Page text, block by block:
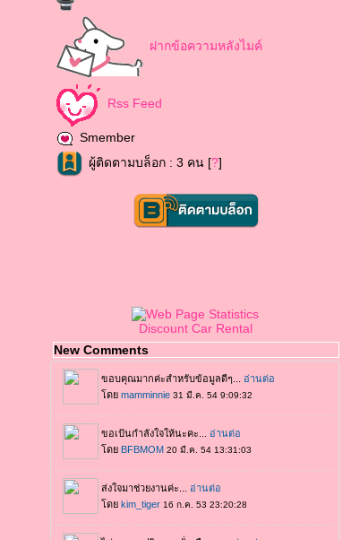
ฝากข้อความหลังไมค์
Rss Feed
Smember
ผู้ติดตามบล็อก : 3 คน [?]
Discount Car Rental
New Comments